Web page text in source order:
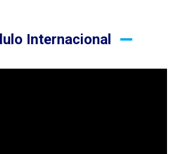
Internacional